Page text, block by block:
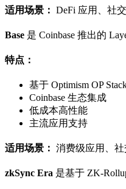
适用场景： DeFi 应用、社
Base 是 Coinbase 推出的
特点：
基于 Optimism OP
Coinbase 生态集成
低成本高性能
主流应用支持
适用场景： 消费级应用、
zkSync Era 是基于 ZK-